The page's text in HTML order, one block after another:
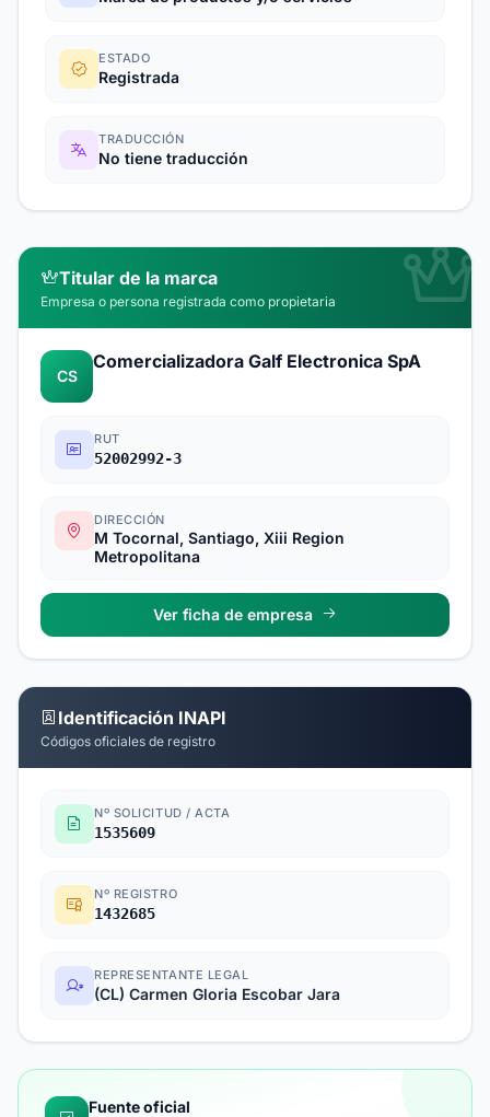
ESTADO
Registrada
TRADUCCIÓN
No tiene traducción
Titular de la marca
Empresa o persona registrada como propietaria
CS
Comercializadora Galf Electronica SpA
RUT
52002992-3
DIRECCIÓN
M Tocornal, Santiago, Xiii Region
Metropolitana
Ver ficha de empresa
Identificación INAPI
Códigos oficiales de registro
Nº SOLICITUD / ACTA
1535609
Nº REGISTRO
1432685
REPRESENTANTE LEGAL
(CL) Carmen Gloria Escobar Jara
Fuente oficial